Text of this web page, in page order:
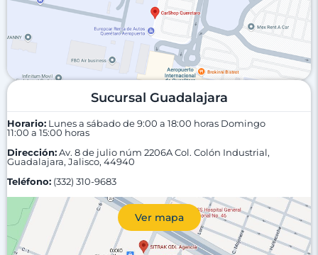
Sucursal Guadalajara
Horario: Lunes a sábado de 9:00 a 18:00 horas Domingo
11:00 a 15:00 horas
Dirección:Av. 8 de julio núm 2206A Col. Colón Industrial,
Guadalajara, Jalisco, 44940
Teléfono: (332) 310-9683
Ver mapa